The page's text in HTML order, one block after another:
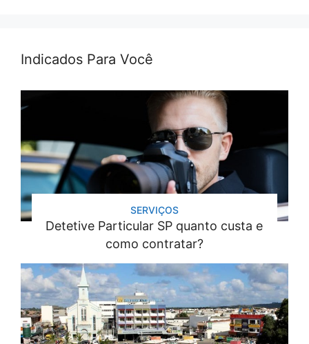
Indicados Para Você
SERVIÇOS
Detetive Particular SP quanto custa e
como contratar?